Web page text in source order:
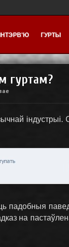
ІНТЭРВ'Ю ГУРТЫ
гуртам?
падобныя
на